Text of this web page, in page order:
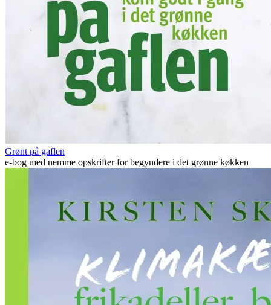
Grønt på gaflen
e-bog med nemme opskrifter for begyndere i det grønne køkken